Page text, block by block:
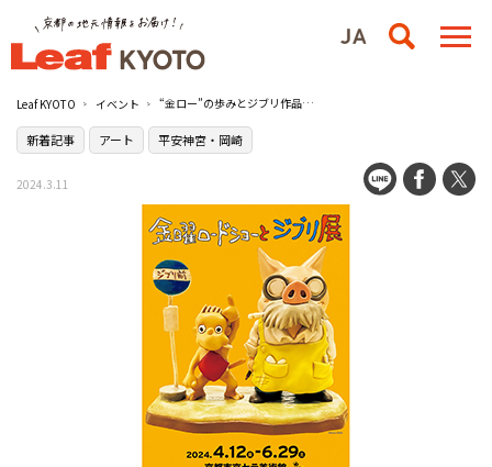
Leaf KYOTO イベント “金ロー”の歩みとジブリ作品の魅力に迫る『金曜ロードショーとジブリ展』がついに京都へ／京都市京セラ美術館
新着記事 アート 平安神宮・岡崎
2024.3.11